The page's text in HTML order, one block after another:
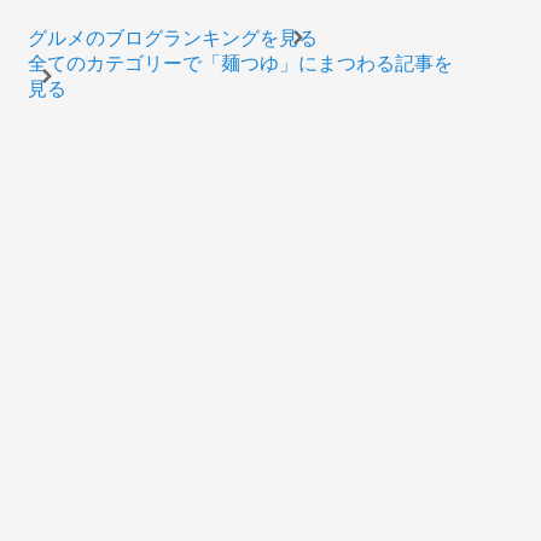
グルメのブログランキングを見る
全てのカテゴリーで「麺つゆ」にまつわる記事を
見る